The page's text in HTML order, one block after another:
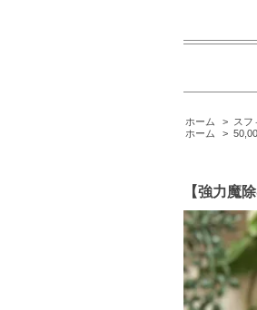
ホーム > スフ
ホーム
>
【強力魔